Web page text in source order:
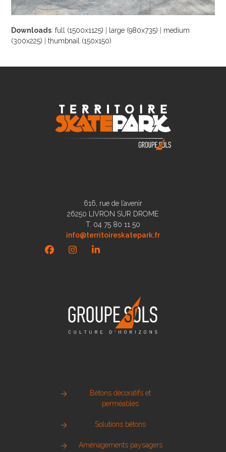
Downloads:full (1500x1125) large (980x735)
medium
(300x225) |thumbnail (150x150)
616, rue de l’avenir
26250 LIVRON SUR DROME
T. 04 75 80 11 50
info@territoireskatepark.fr
FacebookInstagramLinkedIn
Bétons décoratifs et
perméables
Solutions bétons
Aménagements paysagers